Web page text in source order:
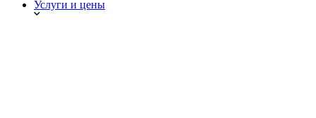
Услуги и цены